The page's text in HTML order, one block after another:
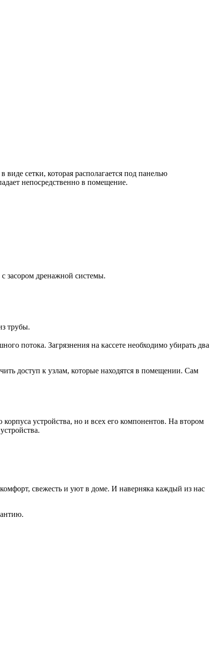
сетки, которая располагается под панелью
непосредственно в помещение.
засором дренажной системы.
трубы.
потока. Загрязнения на кассете необходимо убирать два
доступ к узлам, которые находятся в помещении. Сам
устройства, но и всех его компонентов. На втором
свежесть и уют в доме. И наверняка каждый из нас